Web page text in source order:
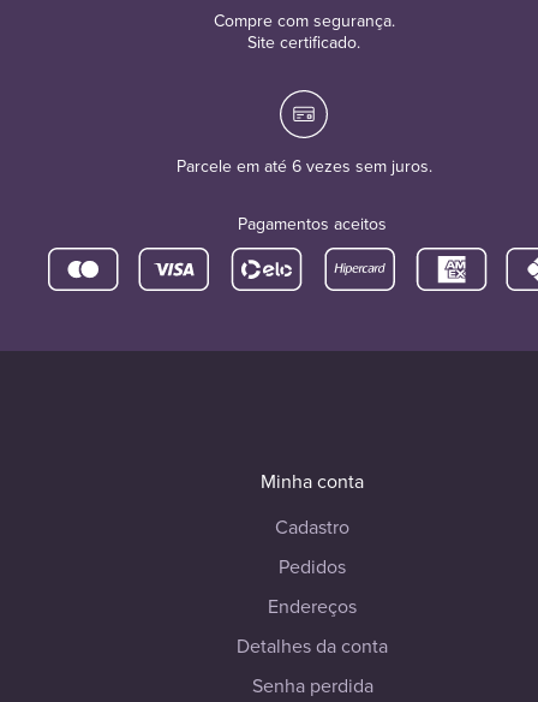
Compre com segurança.
Site certificado.
Parcele em até 6 vezes sem juros.
Pagamentos aceitos
Minha conta
Cadastro
Pedidos
Endereços
Detalhes da conta
Senha perdida